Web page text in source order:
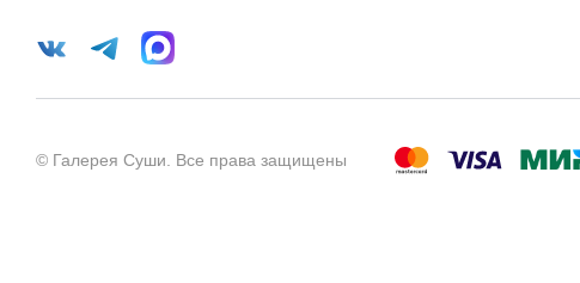
© Галерея Суши Все права защищены